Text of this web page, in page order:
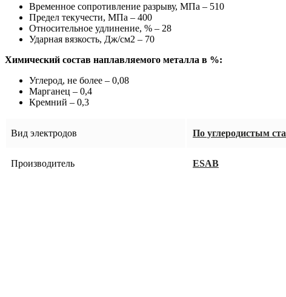
Временное сопротивление разрыву, МПа – 510
Предел текучести, МПа – 400
Относительное удлинение, % – 28
Ударная вязкость, Дж/см2 – 70
Химический состав наплавляемого металла в %:
Углерод, не более – 0,08
Марганец – 0,4
Кремний – 0,3
Вид электродов По углеродистым
Производитель ESAB